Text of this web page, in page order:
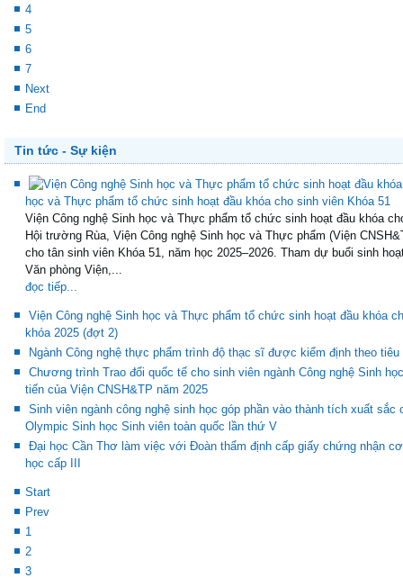
2
3
4
5
6
7
End
Tin tức - Sự kiện
học và Thực phẩm tổ chức sinh hoạt đầu khóa cho sinh viên Khóa 51
Viện Công nghệ Sinh học và Thực phẩm tổ chức sinh hoạt đầu khóa
Hội trường Rùa, Viện Công nghệ Sinh học và Thực phẩm (Viện
cho tân sinh viên Khóa 51, năm học 2025–2026. Tham dự buổi sinh
Văn phòng Viện,...
đọc tiếp...
Viện Công nghệ Sinh học và Thực phẩm tổ chức sinh hoạt đầu khóa
khóa 2025 (đợt 2)
Ngành Công nghệ thực phẩm trình độ thạc sĩ được kiểm định theo tiêu
Chương trình Trao đổi quốc tế cho sinh viên ngành Công nghệ Sinh
tiến của Viện CNSH&TP năm 2025
Sinh viên ngành công nghệ sinh học góp phần vào thành tích xuất
Olympic Sinh học Sinh viên toàn quốc lần thứ V
Đại học Cần Thơ làm việc với Đoàn thẩm định cấp giấy chứng nhận
Start
Prev
1